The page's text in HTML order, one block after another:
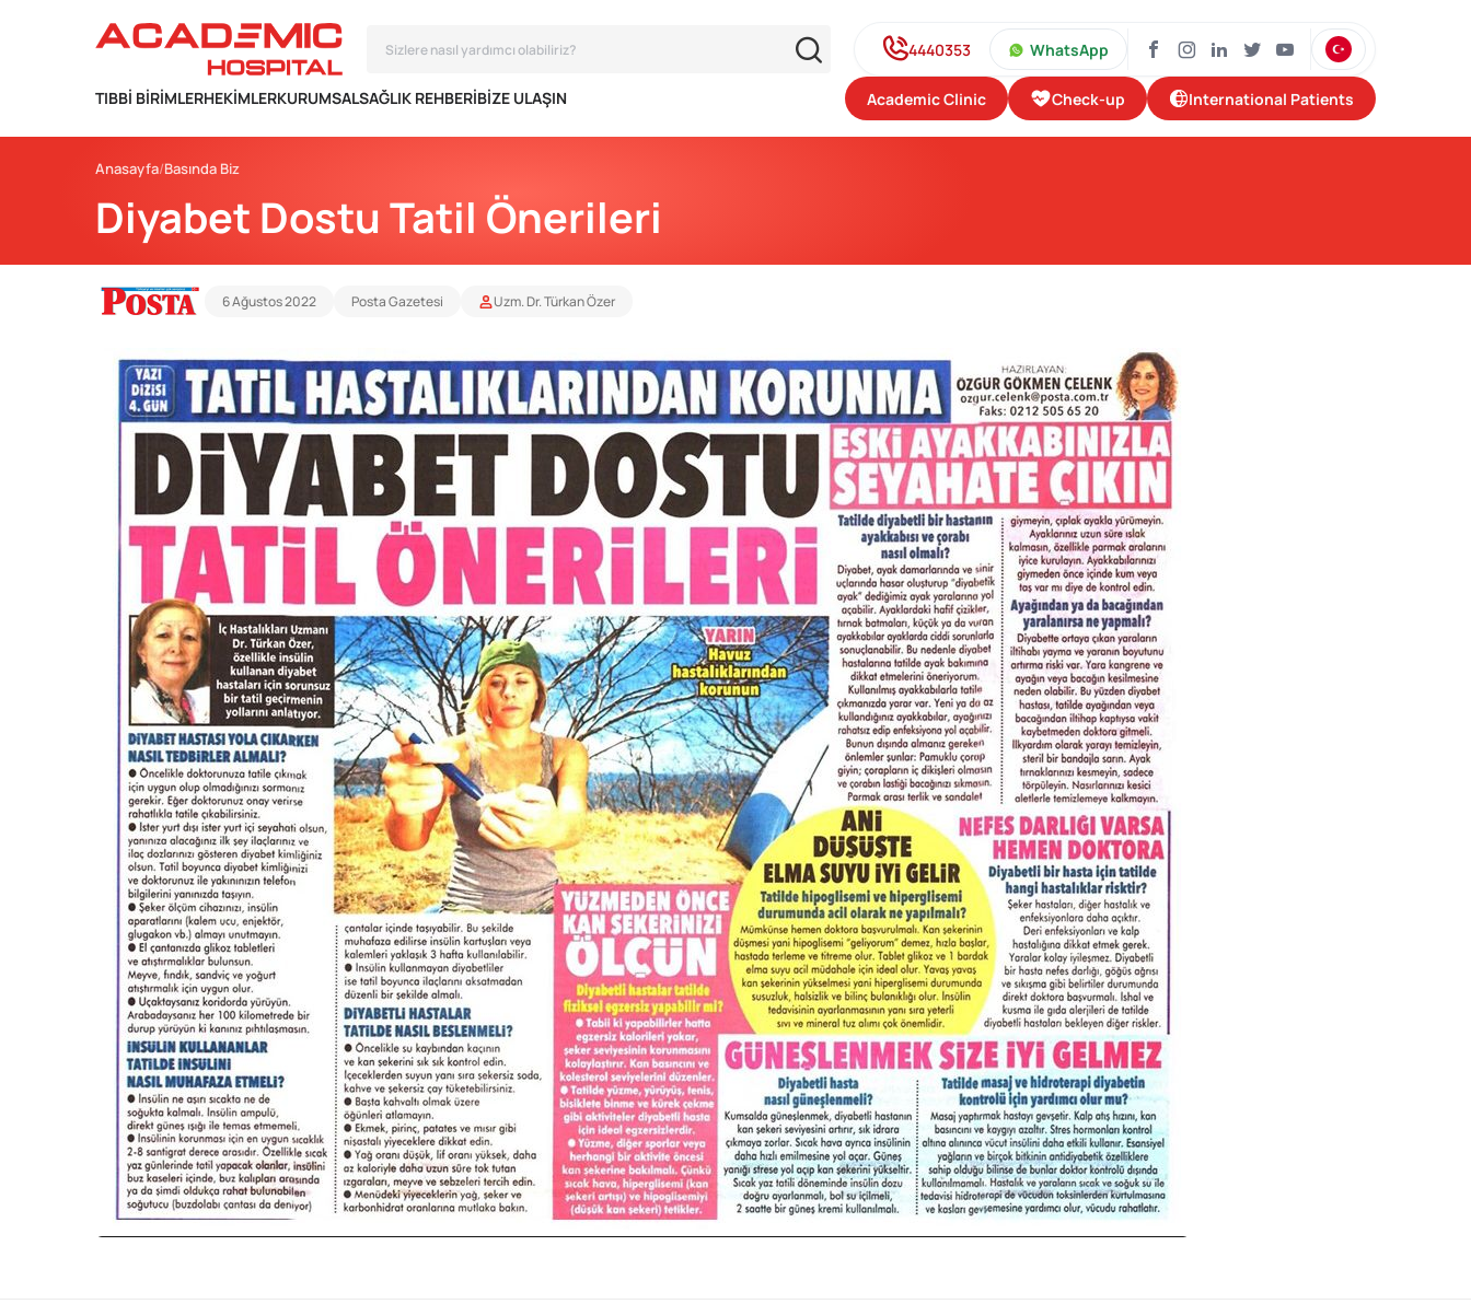
4440353 WhatsApp
TIBBI BIRIMLERHEKIMLERKURUMSALSAĞLIK REHBERIBIZE ULAŞIN Academic Clinic Check-up International Patients
Anasayfa Basında Biz
Diyabet Dostu Tatil Önerileri
6 Ağustos 2022 Posta Gazetesi Uzm. Dr. Türkan Özer